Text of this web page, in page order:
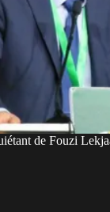
de Fouzi